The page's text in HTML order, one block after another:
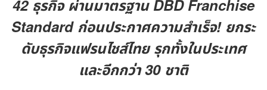
42 ธุรกิจ ผ่านมาตรฐาน DBD Franchise
Standard ก่อนประกาศความสำเร็จ! ยกระ
ดับธุรกิจแฟรนไชส์ไทย รุกทั้งในประเทศ
และอีกกว่า 30 ชาติ